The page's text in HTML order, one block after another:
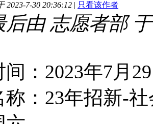
2023-7-30 20:36:12 | 只看该作者
由 志愿者部
间：2023年7月
称：23年招新-